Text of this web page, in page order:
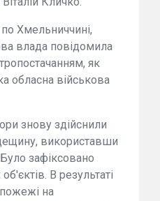
по Хмельниччині,
влада повідомила
як
обласна військова
знову здійснили
використавши
зафіксовано
В результаті
на